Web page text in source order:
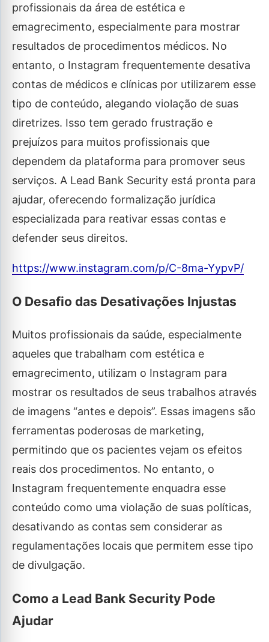
profissionais da área de estética e
emagrecimento, especialmente para mostrar
resultados de procedimentos médicos. No
entanto, o Instagram frequentemente desativa
contas de médicos e clínicas por utilizarem esse
tipo de conteúdo, alegando violação de suas
diretrizes. Isso tem gerado frustração e
prejuízos para muitos profissionais que
dependem da plataforma para promover seus
serviços. A Lead Bank Security está pronta para
ajudar, oferecendo formalização jurídica
especializada para reativar essas contas e
defender seus direitos.
https://www.instagram.com/p/C-8ma-YypvP/
O Desafio das Desativações Injustas
Muitos profissionais da saúde, especialmente
aqueles que trabalham com estética e
emagrecimento, utilizam o Instagram para
mostrar os resultados de seus trabalhos através
de imagens “antes e depois”. Essas imagens são
ferramentas poderosas de marketing,
permitindo que os pacientes vejam os efeitos
reais dos procedimentos. No entanto, o
Instagram frequentemente enquadra esse
conteúdo como uma violação de suas políticas,
desativando as contas sem considerar as
regulamentações locais que permitem esse tipo
de divulgação.
Como a Lead Bank Security Pode
Ajudar